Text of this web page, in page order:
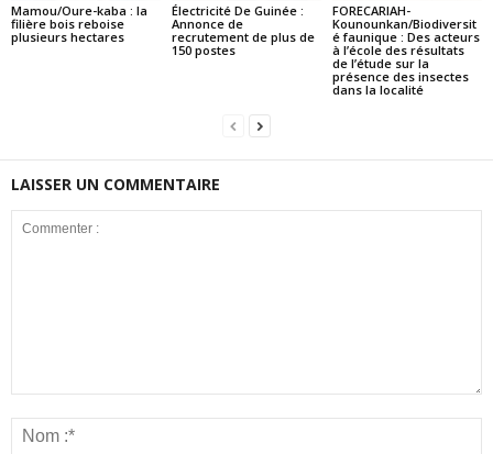
Mamou/Oure-kaba : la
filière bois reboise
plusieurs hectares
Électricité De Guinée :
Annonce de
recrutement de plus de
150 postes
FORECARIAH-
Kounounkan/Biodiversit
é faunique : Des acteurs
à l’école des résultats
de l’étude sur la
présence des insectes
dans la localité
LAISSER UN COMMENTAIRE